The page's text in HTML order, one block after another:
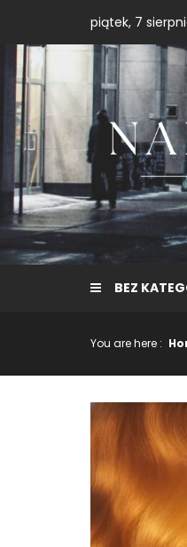
content
piątek, 7
BEZ
You are here :